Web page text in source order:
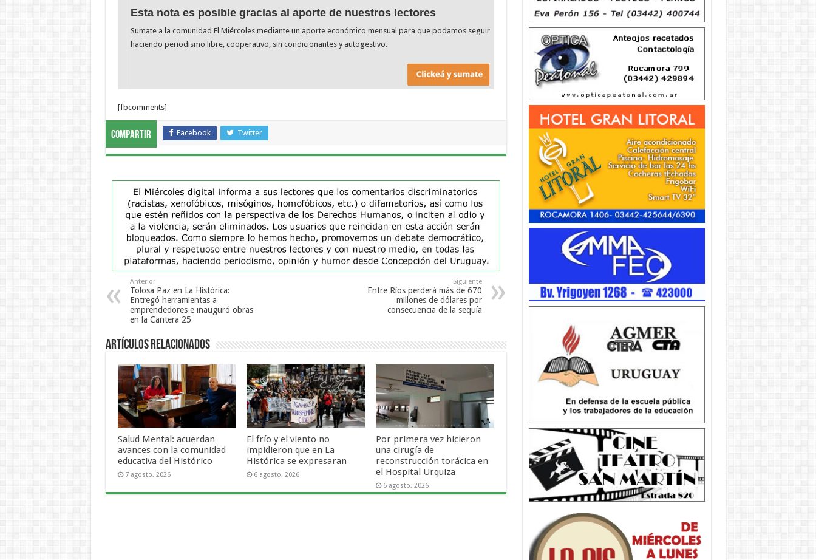
Esta nota es posible gracias al aporte de nuestros lectores
Sumate a la comunidad El Miércoles mediante un aporte económico mensual para que podamos seguir
haciendo periodismo libre, cooperativo, sin condicionantes y autogestivo.
[fbcomments]
Compartir Facebook Twitter
Anterior
Tolosa Paz en La Histórica:
Entregó herramientas a
emprendedores e inauguró obras
en la Cantera 25
Siguiente
Entre Ríos perderá más de 670
millones de dólares por
consecuencia de la sequía
Artículos Relacionados
Salud Mental: acuerdan
avances con la comunidad
educativa del Histórico
7 agosto, 2026
El frío y el viento no
impidieron que en La
Histórica se expresaran
6 agosto, 2026
Por primera vez hicieron
una cirugía de
reconstrucción torácica en
el Hospital Urquiza
6 agosto, 2026